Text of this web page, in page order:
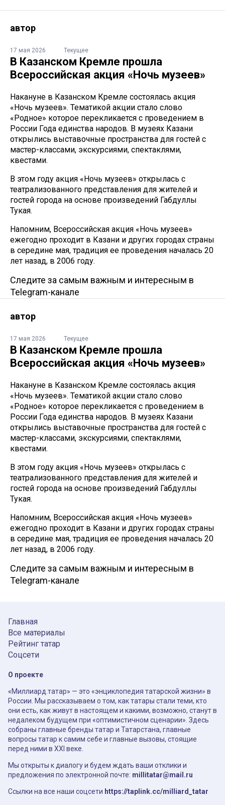
автор
17 мая 2026 Текущее
В Казанском Кремле прошла
Всероссийская акция «Ночь музеев»
Накануне в Казанском Кремле состоялась акция
«Ночь музеев». Тематикой акции стало слово
«Родное» которое перекликается с проведением в
России Года единства народов. В музеях Казани
открылись выставочные пространства для гостей с
мастер-классами, экскурсиями, спектаклями,
квестами.
В этом году акция «Ночь музеев» открылась с
театрализованного представления для жителей и
гостей города на основе произведений Габдуллы
Тукая.
Напомним, Всероссийская акция «Ночь музеев»
ежегодно проходит в Казани и других городах страны
в середине мая, традиция ее проведения началась 20
лет назад, в 2006 году.
Следите за самым важным и интересным в
Telegram-канале
автор
17 мая 2026 Текущее
В Казанском Кремле прошла
Всероссийская акция «Ночь музеев»
Накануне в Казанском Кремле состоялась акция
«Ночь музеев». Тематикой акции стало слово
«Родное» которое перекликается с проведением в
России Года единства народов. В музеях Казани
открылись выставочные пространства для гостей с
мастер-классами, экскурсиями, спектаклями,
квестами.
В этом году акция «Ночь музеев» открылась с
театрализованного представления для жителей и
гостей города на основе произведений Габдуллы
Тукая.
Напомним, Всероссийская акция «Ночь музеев»
ежегодно проходит в Казани и других городах страны
в середине мая, традиция ее проведения началась 20
лет назад, в 2006 году.
Следите за самым важным и интересным в
Telegram-канале
Главная
Все материалы
Рейтинг татар
Соцсети
О проекте
«Миллиард.татар» — это «энциклопедия татарской жизни» в
России. Мы рассказываем о том, как татары стали теми, кто
они есть, как живут в настоящем и какими, возможно, станут в
недалеком будущем при «оптимистичном сценарии». Здесь
собраны главные бренды татар и Татарстана, главные
вопросы татар к самим себе и главные вызовы, стоящие
перед ними в XXI веке.
Мы открыты к диалогу и будем ждать ваши отклики и
предложения по электронной почте: millitatar@mail.ru
Ссылки на все наши соцсети https://taplink.cc/milliard_tatar